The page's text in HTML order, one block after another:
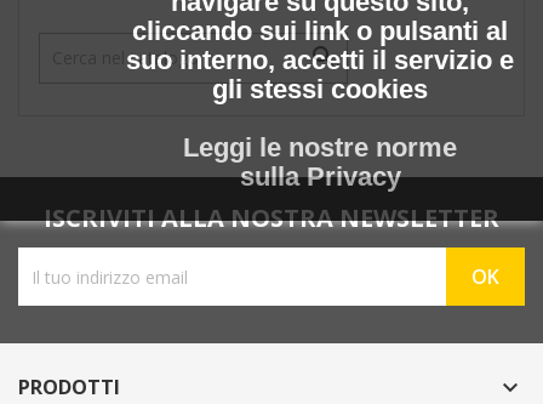

ISCRIVITI ALLA NOSTRA NEWSLETTER
PRODOTTI 
cliccando sui link o pulsanti al
suo interno, accetti il servizio e
gli stessi cookies
Leggi le nostre norme
sulla Privacy